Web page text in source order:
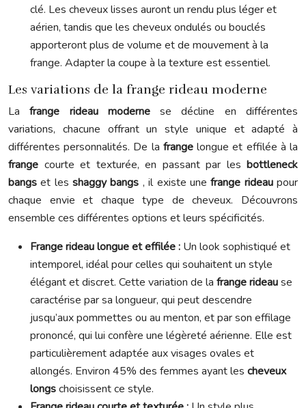
clé. Les cheveux lisses auront un rendu plus léger et
aérien, tandis que les cheveux ondulés ou bouclés
apporteront plus de volume et de mouvement à la
frange. Adapter la coupe à la texture est essentiel.
Les variations de la frange rideau moderne
Lafrange rideau modernese décline en différentes
variations, chacune offrant un style unique et adapté à
différentes personnalités. De la frangelongue et effilée à la
frange courte et texturée, en passant par les bottleneck
bangset lesshaggy bangs , il existe unefrange rideaupour
chaque envie et chaque type de cheveux. Découvrons
ensemble ces différentes options et leurs spécificités.
Frange rideau longue et effilée : Un look sophistiqué et
intemporel, idéal pour celles qui souhaitent un style
élégant et discret. Cette variation de la frange rideause
caractérise par sa longueur, qui peut descendre
jusqu’aux pommettes ou au menton, et par son effilage
prononcé, qui lui confère une légèreté aérienne. Elle est
particulièrement adaptée aux visages ovales et
allongés. Environ 45% des femmes ayant les cheveux
longschoisissent ce style.